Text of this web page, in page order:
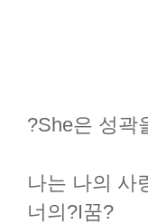
?She은 성곽
나는 나의 사
너의?I꿈?